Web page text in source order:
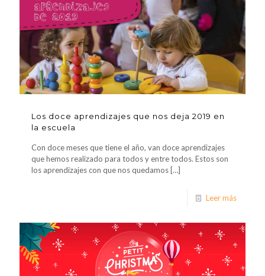
Los doce aprendizajes que nos deja 2019 en
la escuela
Con doce meses que tiene el año, van doce aprendizajes
que hemos realizado para todos y entre todos. Estos son
los aprendizajes con que nos quedamos […]
Leer más